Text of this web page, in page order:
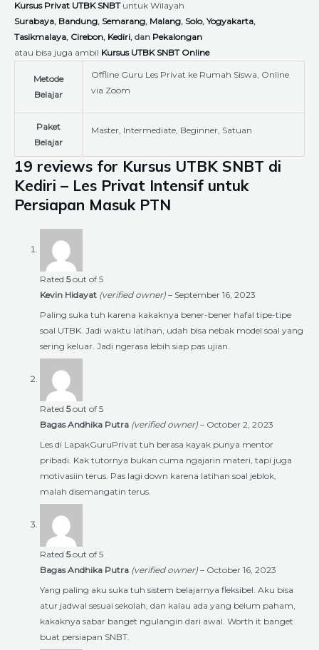
Kursus Privat UTBK SNBTuntuk Wilayah
Surabaya, Bandung, Semarang, Malang, Solo,Yogyakarta,
Tasikmalaya, Cirebon, Kediri, dan Pekalongan
atau bisa juga ambil Kursus UTBK SNBT Online
Metode
Belajar
Offline Guru Les Privat ke Rumah Siswa, Online
via Zoom
Paket
Belajar
Master, Intermediate, Beginner, Satuan
19 reviews for Kursus UTBK SNBT di
Kediri – Les Privat Intensif untuk
Persiapan Masuk PTN
Rated 5out of 5
Kevin Hidayat (verified owner) – September 16, 2023
Paling suka tuh karena kakaknya bener-bener hafal tipe-tipe
soal UTBK. Jadi waktu latihan, udah bisa nebak model soal yang
sering keluar. Jadi ngerasa lebih siap pas ujian.
Rated 5out of 5
Bagas Andhika Putra (verified owner) – October 2, 2023
Les di LapakGuruPrivat tuh berasa kayak punya mentor
pribadi. Kak tutornya bukan cuma ngajarin materi, tapi juga
motivasiin terus. Pas lagi down karena latihan soal jeblok,
malah disemangatin terus.
Rated 5out of 5
Bagas Andhika Putra (verified owner) – October 16, 2023
Yang paling aku suka tuh sistem belajarnya fleksibel. Aku bisa
atur jadwal sesuai sekolah, dan kalau ada yang belum paham,
kakaknya sabar banget ngulangin dari awal. Worth it banget
buat persiapan SNBT.